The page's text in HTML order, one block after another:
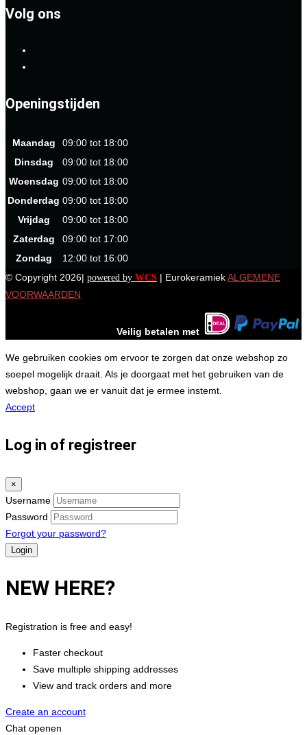
Volg ons
Openingstijden
Maandag
09:00 tot 18:00
Dinsdag
09:00 tot 18:00
Woensdag 09:00 tot 18:00
Donderdag 09:00 tot 18:00
Vrijdag
09:00 tot 18:00
Zaterdag
09:00 tot 17:00
Zondag
12:00 tot 16:00
© Copyright 2026| powered by WCS | EurokeramiekALGEMENE
VOORWAARDEN
Veilig betalen met
We gebruiken cookies om ervoor te zorgen dat onze webshop zo
soepel mogelijk draait. Als je doorgaat met het gebruiken van de
webshop, gaan we er vanuit dat je ermee instemt.
Accept
Log in of registreer
×
Username
Password
Forgot your password?
NEW HERE?
Registration is free and easy!
Faster checkout
Save multiple shipping addresses
View and track orders and more
Create an account
Chat openen